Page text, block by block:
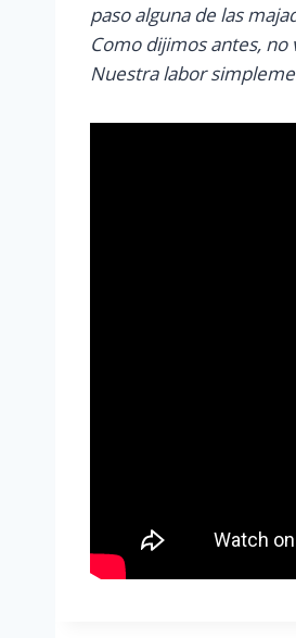
paso alguna de las
Como dijimos antes,
Nuestra labor